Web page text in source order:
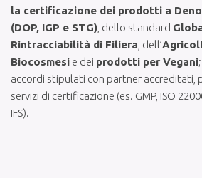
la certificazione dei prodotti a
(DOP, IGP e STG) , dello standard
Rintracciabilità di Filiera , dell’
Biocosmesi e dei prodotti per Vegani
accordi stipulati con partner accreditati,
servizi di certificazione (es. GMP, ISO
IFS).